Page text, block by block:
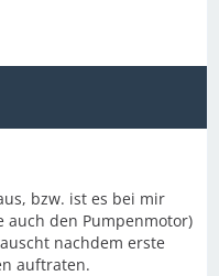
bzw. ist es bei mir
auch den Pumpenmotor)
nachdem erste
auftraten.